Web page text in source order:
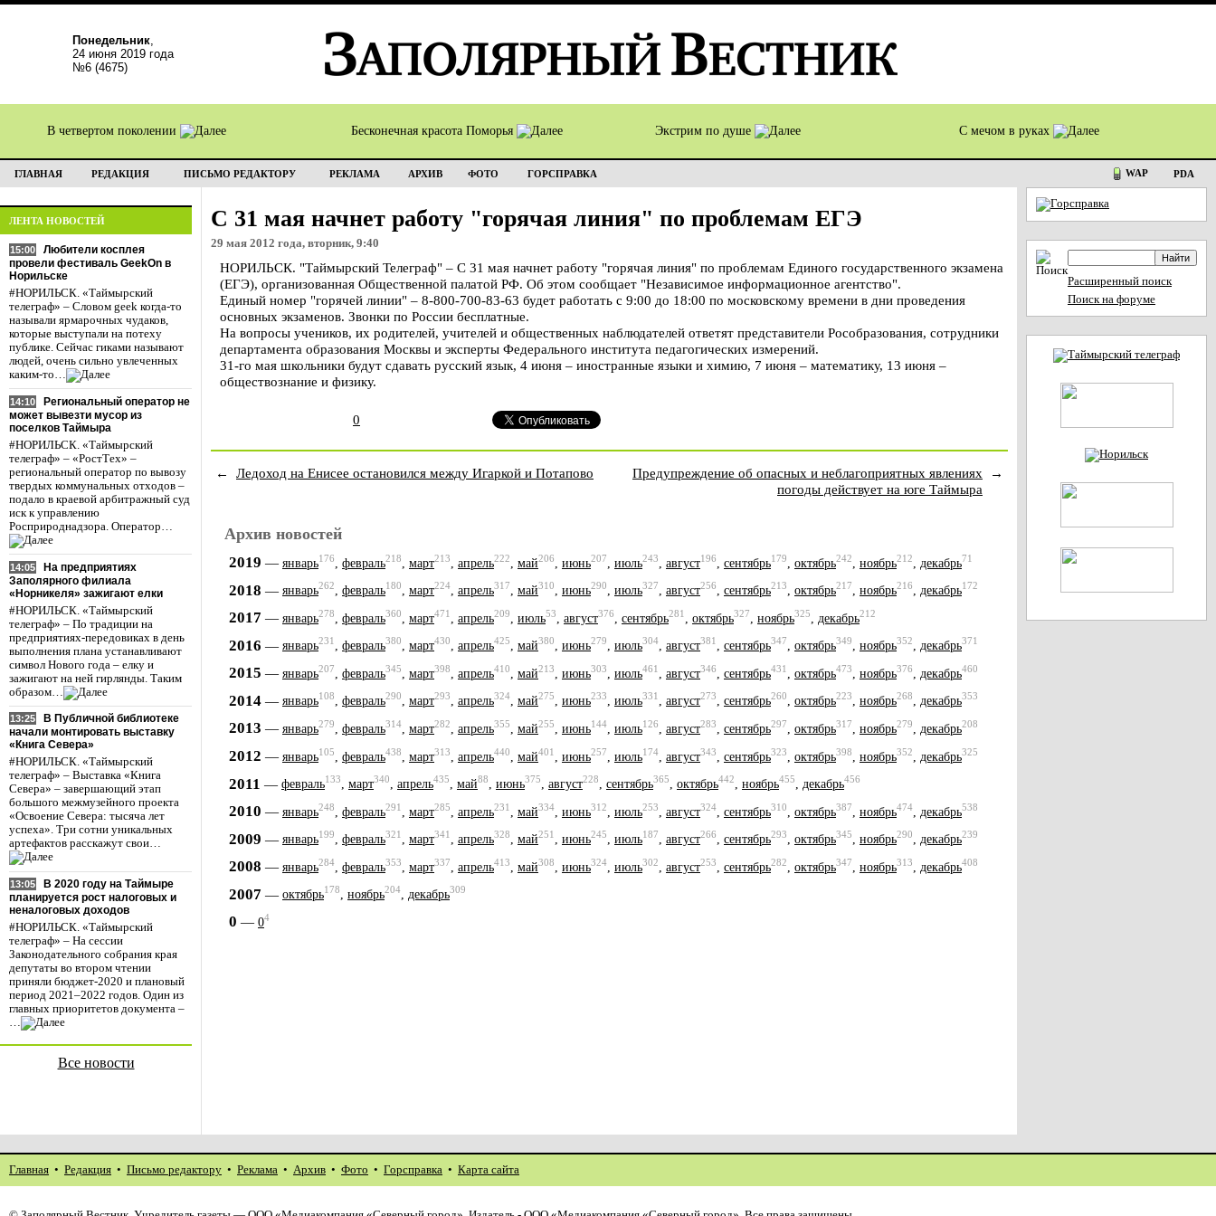
Понедельник,
24 июня 2019 года
№6 (4675)
В четвертом поколении Бесконечная красота Поморья Экстрим по душе С мечом в руках
ГЛАВНАЯ РЕДАКЦИЯ ПИСЬМО РЕДАКТОРУ РЕКЛАМА АРХИВ ФОТО ГОРСПРАВКА WAP PDA
ЛЕНТА НОВОСТЕЙ
15:00
Любители косплея
провели фестиваль GeekOn в
Норильске
#НОРИЛЬСК. «Таймырский
телеграф» – Словом geek когда-то
называли ярмарочных чудаков,
которые выступали на потеху
публике. Сейчас гиками называют
людей, очень сильно увлеченных
каким-то…
14:10
Региональный оператор не
может вывезти мусор из
поселков Таймыра
#НОРИЛЬСК. «Таймырский
телеграф» – «РостТех» –
региональный оператор по вывозу
твердых коммунальных отходов –
подало в краевой арбитражный суд
иск к управлению
Росприроднадзора. Оператор…
14:05
На предприятиях
Заполярного филиала
«Норникеля» зажигают елки
#НОРИЛЬСК. «Таймырский
телеграф» – По традиции на
предприятиях-передовиках в день
выполнения плана устанавливают
символ Нового года – елку и
зажигают на ней гирлянды. Таким
образом…
13:25
В Публичной библиотеке
начали монтировать выставку
«Книга Севера»
#НОРИЛЬСК. «Таймырский
телеграф» – Выставка «Книга
Севера» – завершающий этап
большого межмузейного проекта
«Освоение Севера: тысяча лет
успеха». Три сотни уникальных
артефактов расскажут свои…
13:05
В 2020 году на Таймыре
планируется рост налоговых и
неналоговых доходов
#НОРИЛЬСК. «Таймырский
телеграф» – На сессии
Законодательного собрания края
депутаты во втором чтении
приняли бюджет-2020 и плановый
период 2021–2022 годов. Один из
главных приоритетов документа –
…
Все новости
С 31 мая начнет работу "горячая линия" по проблемам ЕГЭ
29 мая 2012 года, вторник, 9:40
НОРИЛЬСК. "Таймырский Телеграф" – С 31 мая начнет работу "горячая линия" по проблемам Единого государственного экзамена
(ЕГЭ), организованная Общественной палатой РФ. Об этом сообщает "Независимое информационное агентство".
Единый номер "горячей линии" – 8-800-700-83-63 будет работать с 9:00 до 18:00 по московскому времени в дни проведения
основных экзаменов. Звонки по России бесплатные.
На вопросы учеников, их родителей, учителей и общественных наблюдателей ответят представители Рособразования, сотрудники
департамента образования Москвы и эксперты Федерального института педагогических измерений.
31-го мая школьники будут сдавать русский язык, 4 июня – иностранные языки и химию, 7 июня – математику, 13 июня –
обществознание и физику.
0
← Ледоход на Енисее остановился между Игаркой и Потапово
Предупреждение об опасных и неблагоприятных явлениях
погоды действует на юге Таймыра
→
Архив новостей
2019 — январь176 февраль218 март213 апрель222 май206 июнь207 июль243 август196 сентябрь179 октябрь242 ноябрь212 декабрь71
2018 — январь262, февраль180, март224, апрель317, май310, июнь290, июль327, август256, сентябрь213, октябрь217, ноябрь216, декабрь172
2017 — январь278 февраль360 март471 апрель209 июль53 август376 сентябрь281 октябрь327 ноябрь325 декабрь212
2016 — январь231, февраль380, март430, апрель425, май380, июнь279, июль304, август381, сентябрь347, октябрь349, ноябрь352, декабрь371
2015 — январь207 февраль345 март398 апрель410 май213 июнь303 июль461 август346 сентябрь431 октябрь473 ноябрь376 декабрь460
2014 — январь108, февраль290, март293, апрель324, май275, июнь233, июль331, август273, сентябрь260, октябрь223, ноябрь268, декабрь353
2013 — январь279 февраль314 март282 апрель355 май255 июнь144 июль126 август283 сентябрь297 октябрь317 ноябрь279 декабрь208
2012 — январь105 февраль438 март313 апрель440 май401 июнь257 июль174 август343 сентябрь323 октябрь398 ноябрь352 декабрь325
2011 — февраль133, март340, апрель435, май88, июнь375, август228, сентябрь365, октябрь442, ноябрь455, декабрь456
2010 — январь248 февраль291 март285 апрель231 май334 июнь312 июль253 август324 сентябрь310 октябрь387 ноябрь474 декабрь538
2009 — январь199, февраль321, март341, апрель328, май251, июнь245, июль187, август266, сентябрь293, октябрь345, ноябрь290, декабрь239
2008 — январь284 февраль353 март337 апрель413 май308 июнь324 июль302 август253 сентябрь282 октябрь347 ноябрь313 декабрь408
2007 — октябрь178, ноябрь204, декабрь309
0 — 04
Расширенный поиск
Поиск на форуме
Главная • Редакция • Письмо редактору • Реклама • Архив • Фото • Горсправка • Карта сайта